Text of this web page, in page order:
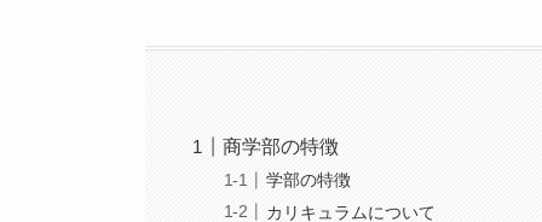
商学部の特徴
学部の特徴
カリキュラムについて